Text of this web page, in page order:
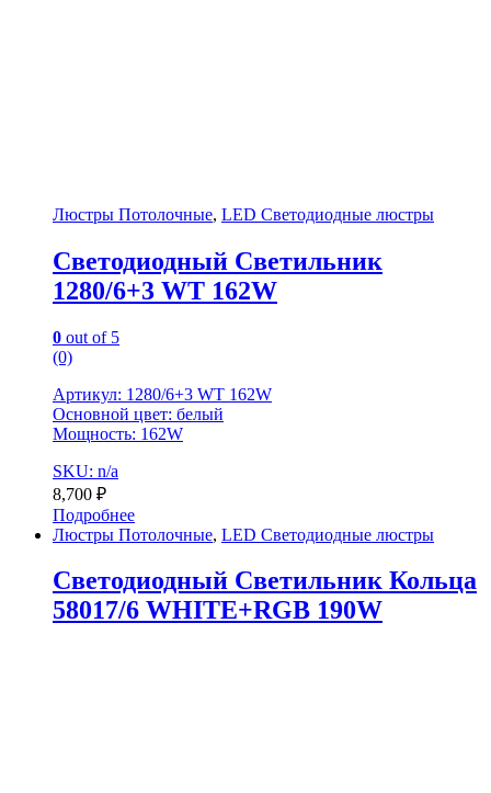
Люстры Потолочные, LED Светодиодные люстры
Светодиодный Светильник
1280/6+3 WT 162W
0 out of 5
(0)
Артикул: 1280/6+3 WT 162W
Основной цвет: белый
Мощность: 162W
SKU: n/a
8,700 ₽
Подробнее
Люстры Потолочные, LED Светодиодные люстры
Светодиодный Светильник Кольца
58017/6 WHITE+RGB 190W